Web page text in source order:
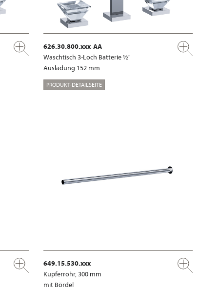
626.30.800.xxx-AA
Waschtisch 3-Loch Batterie ½"
Ausladung 152 mm
PRODUKT-DETAILSEITE
649.15.530.xxx
Kupferrohr, 300 mm
mit Bördel